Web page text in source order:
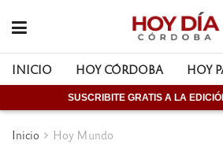
INICIO HOY CÓRDOBA HOY
SUSCRIBITE GRATIS A LA
Inicio Hoy Mundo